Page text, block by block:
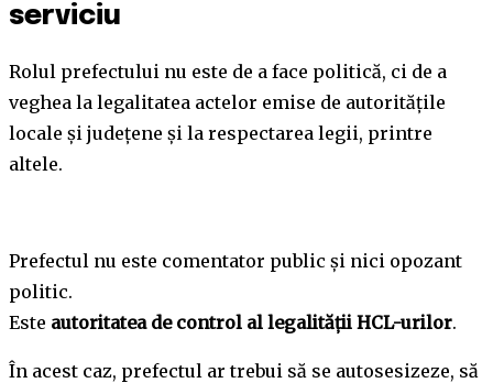
serviciu
Rolul prefectului nu este de a face politică, ci de a
veghea la legalitatea actelor emise de autoritățile
locale și județene și la respectarea legii, printre
altele.
Prefectul nu este comentator public și nici opozant
politic.
Este autoritatea de control al legalității HCL-urilor.
În acest caz, prefectul ar trebui să se autosesizeze, să